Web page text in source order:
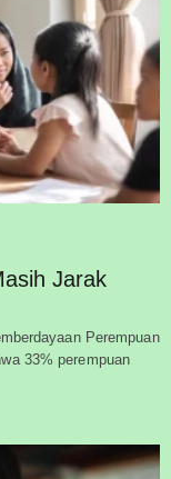
Jarak
Perempuan
33% perempuan